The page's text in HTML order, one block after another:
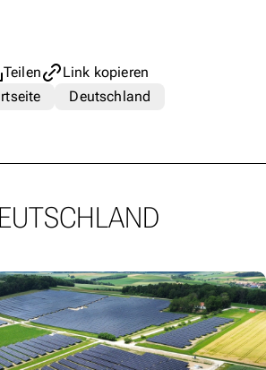
Teilen
Link kopieren
Deutschland